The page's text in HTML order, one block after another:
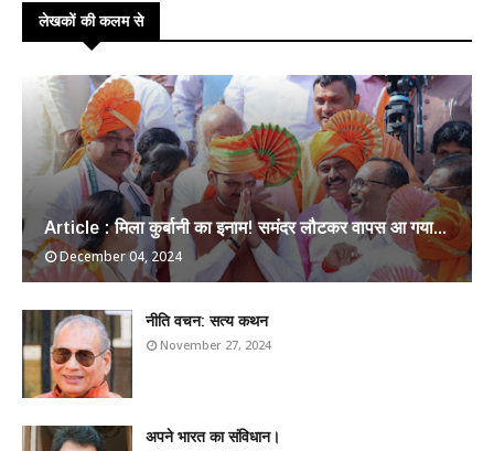
लेखकों की कलम से
Article : मिला कुर्बानी का इनाम! समंदर लौटकर वापस आ गया...
December 04, 2024
​नीति वचन: सत्य कथन
November 27, 2024
अपने भारत का संविधान।